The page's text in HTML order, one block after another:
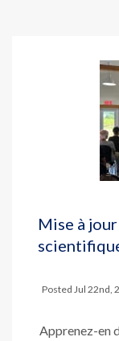
Mise à
Posted Jul 22nd,
Apprenez-en